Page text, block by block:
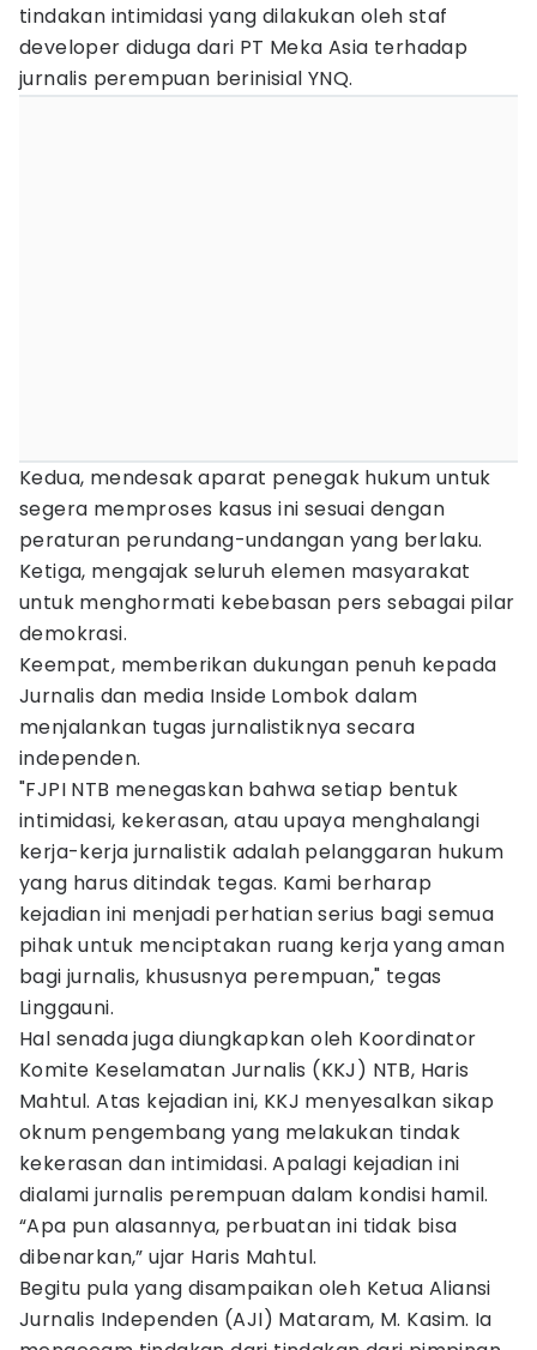
tindakan intimidasi yang dilakukan oleh staf
developer diduga dari PT Meka Asia terhadap
jurnalis perempuan berinisial YNQ.
Kedua, mendesak aparat penegak hukum untuk
segera memproses kasus ini sesuai dengan
peraturan perundang-undangan yang berlaku.
Ketiga, mengajak seluruh elemen masyarakat
untuk menghormati kebebasan pers sebagai pilar
demokrasi.
Keempat, memberikan dukungan penuh kepada
Jurnalis dan media Inside Lombok dalam
menjalankan tugas jurnalistiknya secara
independen.
"FJPI NTB menegaskan bahwa setiap bentuk
intimidasi, kekerasan, atau upaya menghalangi
kerja-kerja jurnalistik adalah pelanggaran hukum
yang harus ditindak tegas. Kami berharap
kejadian ini menjadi perhatian serius bagi semua
pihak untuk menciptakan ruang kerja yang aman
bagi jurnalis, khususnya perempuan," tegas
Linggauni.
Hal senada juga diungkapkan oleh Koordinator
Komite Keselamatan Jurnalis (KKJ) NTB, Haris
Mahtul. Atas kejadian ini, KKJ menyesalkan sikap
oknum pengembang yang melakukan tindak
kekerasan dan intimidasi. Apalagi kejadian ini
dialami jurnalis perempuan dalam kondisi hamil.
“Apa pun alasannya, perbuatan ini tidak bisa
dibenarkan,” ujar Haris Mahtul.
Begitu pula yang disampaikan oleh Ketua Aliansi
Jurnalis Independen (AJI) Mataram, M. Kasim. Ia